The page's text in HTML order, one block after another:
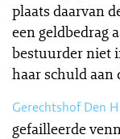
plaats daarvan
een geldbedrag
bestuurder niet
haar schuld aan
Gerechtshof Den
gefailleerde